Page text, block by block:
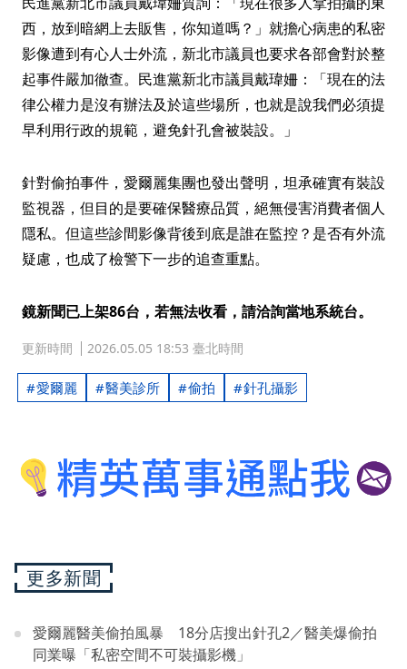
西，放到暗網上去販售，你知道嗎？」就擔心病患的私密
影像遭到有心人士外流，新北市議員也要求各部會對於整
起事件嚴加徹查。民進黨新北市議員戴瑋姍：「現在的法
律公權力是沒有辦法及於這些場所，也就是說我們必須提
早利用行政的規範，避免針孔會被裝設。」
針對偷拍事件，愛爾麗集團也發出聲明，坦承確實有裝設
監視器，但目的是要確保醫療品質，絕無侵害消費者個人
隱私。但這些診間影像背後到底是誰在監控？是否有外流
疑慮，也成了檢警下一步的追查重點。
鏡新聞已上架86台，若無法收看，請洽詢當地系統台。
更新時間 2026.05.05 18:53 臺北時間
愛爾麗 醫美診所 偷拍 針孔攝影
更多新聞
愛爾麗醫美偷拍風暴 18分店搜出針孔2／醫美爆偷拍
同業曝「私密空間不可裝攝影機」